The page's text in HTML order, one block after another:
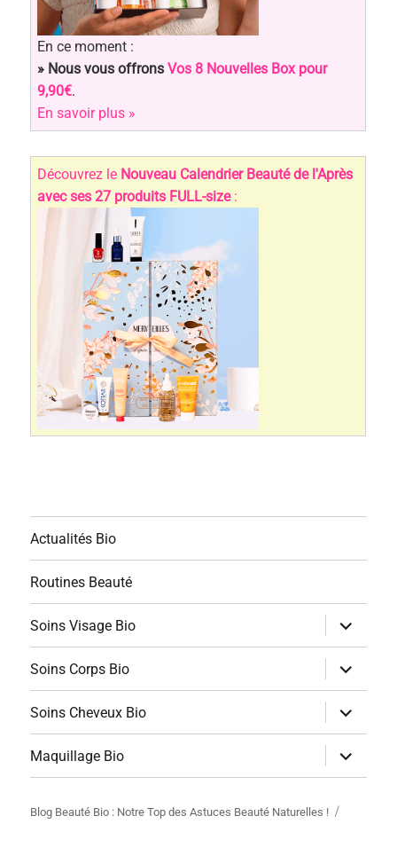
En ce moment :
» Nous vous offronsVos 8 Nouvelles Box pour
9,90€.
En savoir plus »
Découvrez le Nouveau Calendrier Beauté de l'Après
avec ses 27 produits FULL-size:
Actualités Bio
Routines Beauté
Soins Visage Bio
ouvrir
le
sous-
menu
Soins Corps Bio
ouvrir
le
sous-
menu
Soins Cheveux Bio
ouvrir
le
sous-
menu
Maquillage Bio
ouvrir
le
sous-
Blog Beauté Bio : Notre Top des Astuces Beauté Naturelles !